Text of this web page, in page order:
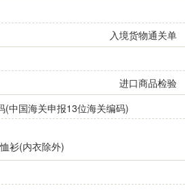
入境货物通关单
进口商品检验
(中国海关申报13位海关编码)
衫(内衣除外)